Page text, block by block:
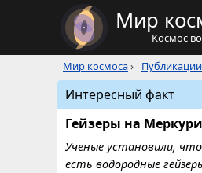
Мир
Космос
Мир космоса› Публикации
Интересный факт
Гейзеры на
Ученые установили,
есть водородные